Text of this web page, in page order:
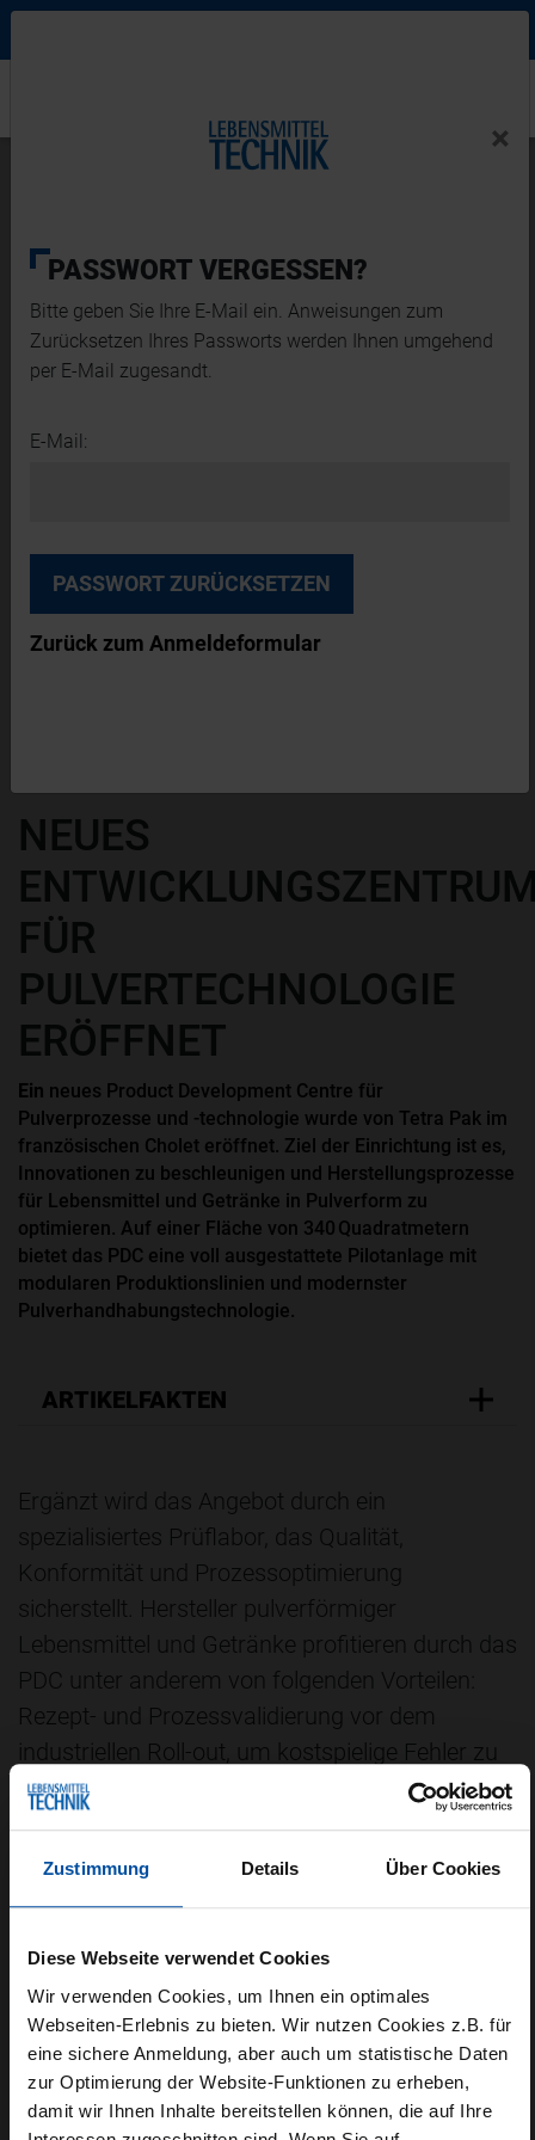
Zustimmung Details Über Cookies
Diese Webseite verwendet Cookies
Wir verwenden Cookies, um Ihnen ein optimales
Webseiten-Erlebnis zu bieten. Wir nutzen Cookies z.B. für
eine sichere Anmeldung, aber auch um statistische Daten
zur Optimierung der Website-Funktionen zu erheben,
damit wir Ihnen Inhalte bereitstellen können, die auf Ihre
Pulvertechnologie eröffnet
Home ×
PASSWORT VERGESSEN?
Bitte geben Sie Ihre E-Mail ein. Anweisungen zum
Zurücksetzen Ihres Passworts werden Ihnen umgehend
per E-Mail zugesandt.
E-Mail:
Zurück zum Anmeldeformular
NEUES
FÜR
PULVERTECHNOLOGIE
ERÖFFNET
Ein neues Product Development Centre für
Pulverprozesse und -technologie wurde von Tetra Pak im
französischen Cholet eröffnet. Ziel der Einrichtung ist es,
Innovationen zu beschleunigen und Herstellungsprozesse
für Lebensmittel und Getränke in Pulverform zu
optimieren. Auf einer Fläche von 340 Quadratmetern
bietet das PDC eine voll ausgestattete Pilotanlage mit
modularen Produktionslinien und modernster
Pulverhandhabungstechnologie.
ARTIKELFAKTEN
Ergänzt wird das Angebot durch ein
spezialisiertes Prüflabor, das Qualität,
Konformität und Prozessoptimierung
sicherstellt. Hersteller pulverförmiger
Lebensmittel und Getränke profitieren durch das
PDC unter anderem von folgenden Vorteilen:
Rezept- und Prozessvalidierung vor dem
industriellen Roll-out, um kostspielige Fehler zu
vermeiden und die Produktqualität zu sichern.
Reduzierte Entwicklungskosten und
Produktverluste bei gleichzeitig höherem Ertrag
nahezu realen Produktionsbedingungen, um
Ausschuss zu minimieren und Stillstandzeiten
zu vermeiden. Erfüllung von
Nachhaltigkeitszielen durch
ressourcenschonende und effiziente